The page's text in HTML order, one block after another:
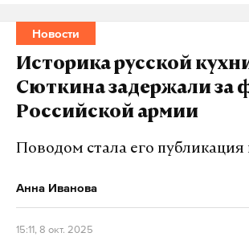
Новости
Историка русской
Сюткина задержали за
Российской армии
Поводом стала его публикация
Анна Иванова
15:11, 8 окт. 2025